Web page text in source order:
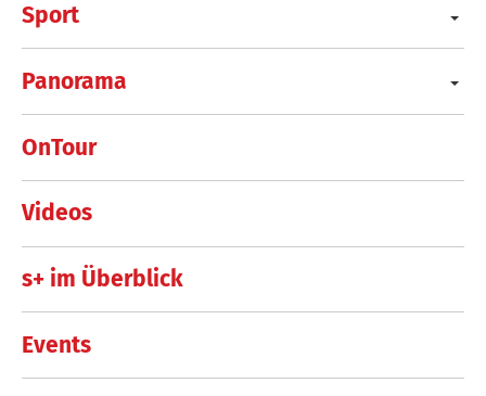
Sport
Panorama
OnTour
Videos
s+ im Überblick
Events